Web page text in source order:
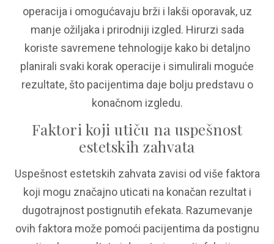
operacija i omogućavaju brži i lakši oporavak, uz
manje ožiljaka i prirodniji izgled. Hirurzi sada
koriste savremene tehnologije kako bi detaljno
planirali svaki korak operacije i simulirali moguće
rezultate, što pacijentima daje bolju predstavu o
konačnom izgledu.
Faktori koji utiču na uspešnost
estetskih zahvata
Uspešnost estetskih zahvata zavisi od više faktora
koji mogu značajno uticati na konačan rezultat i
dugotrajnost postignutih efekata. Razumevanje
ovih faktora može pomoći pacijentima da postignu